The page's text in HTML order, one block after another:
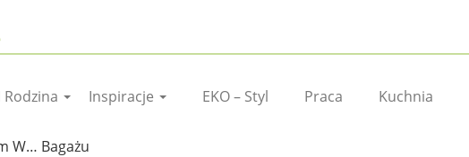
Rodzina Inspiracje EKO – Styl Praca Kuchnia
W… Bagażu